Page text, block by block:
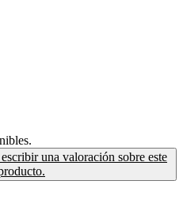
una valoración sobre este